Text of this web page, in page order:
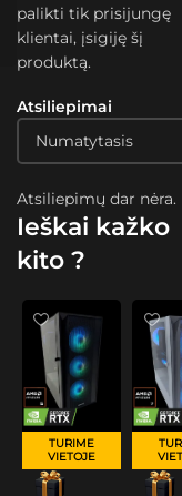
Atsiliepimai
Atsiliepimų dar nėra.
palikti tik prisijungę
klientai, įsigiję šį
produktą.
Ieškai kažko
kito ?
TURIME
VIETOJE